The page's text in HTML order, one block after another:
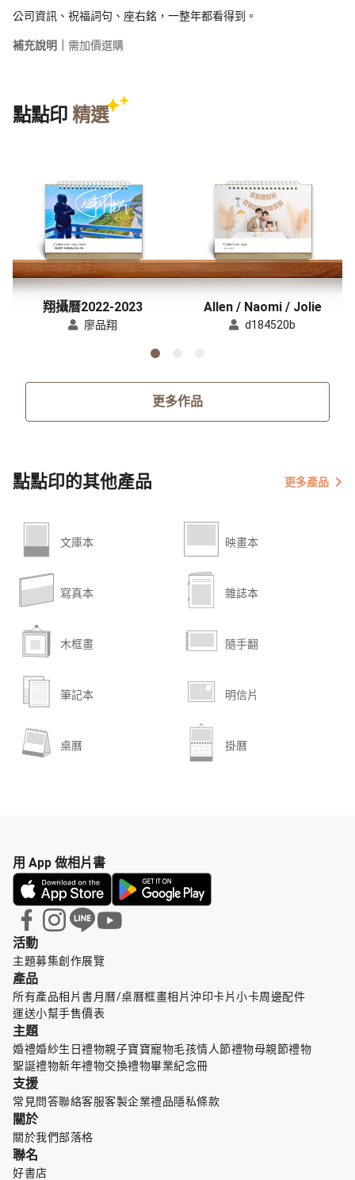
公司資訊、祝福詞句、座右銘，一整年都看得到。
補充說明｜ 需加價選購
點點印 精選
翔攝曆2022-2023
廖品翔
Allen / Naomi / Jolie
d184520b
更多作品
點點印的其他產品 更多產品
文庫本 映畫本
寫真本 雜誌本
木框畫 隨手翻
筆記本 明信片
桌曆 掛曆
活動
主題募集創作展覽
產品
所有產品相片書月曆/桌曆框畫相片沖印卡片小卡周邊配件
運送小幫手售價表
主題
婚禮婚紗生日禮物親子寶寶寵物毛孩情人節禮物母親節禮物
聖誕禮物新年禮物交換禮物畢業紀念冊
支援
常見問答聯絡客服客製企業禮品隱私條款
關於
關於我們部落格
聯名
好書店
用 App 做相片書